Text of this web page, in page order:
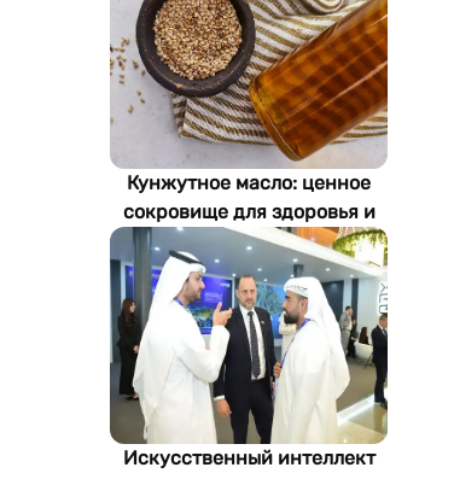
Кунжутное масло: ценное
сокровище для здоровья и
экономики Туркменистана
Искусственный интеллект